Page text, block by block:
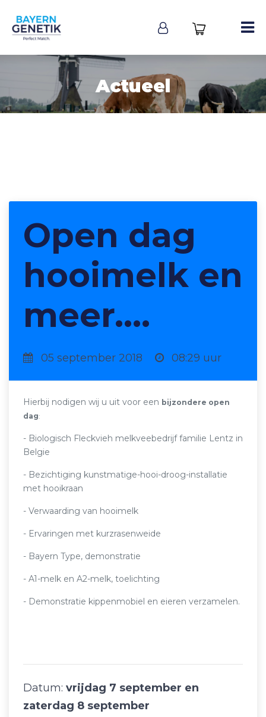
Actueel
Open dag
hooimelk en
meer....
05 september 2018 08:29 uur
Hierbij nodigen wij u uit voor een bijzondere open
dag:
- Biologisch Fleckvieh melkveebedrijf familie Lentz in
Belgie
- Bezichtiging kunstmatige-hooi-droog-installatie
met hooikraan
- Verwaarding van hooimelk
- Ervaringen met kurzrasenweide
- Bayern Type, demonstratie
- A1-melk en A2-melk, toelichting
- Demonstratie kippenmobiel en eieren verzamelen.
Datum: vrijdag 7 september en
zaterdag 8 september